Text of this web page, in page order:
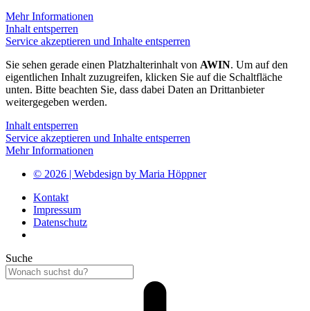
Mehr Informationen
Inhalt entsperren
Service akzeptieren und Inhalte entsperren
Sie sehen gerade einen Platzhalterinhalt von AWIN. Um auf den
eigentlichen Inhalt zuzugreifen, klicken Sie auf die Schaltfläche
unten. Bitte beachten Sie, dass dabei Daten an Drittanbieter
weitergegeben werden.
Inhalt entsperren
Service akzeptieren und Inhalte entsperren
Mehr Informationen
© 2026 | Webdesign by Maria Höppner
Kontakt
Impressum
Datenschutz
Suche